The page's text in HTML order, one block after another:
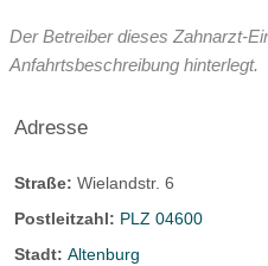
Der Betreiber dieses Zahnarzt-
Anfahrtsbeschreibung hinterlegt.
Adresse
Straße: Wielandstr. 6
Postleitzahl: PLZ 04600
Stadt: Altenburg